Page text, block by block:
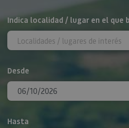
BUSCAR
Indica localidad / lugar en el que
Desde
Hasta